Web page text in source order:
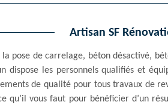
Artisan SF
pose de carrelage, béton désactivé,
dispose les personnels qualifiés et
de qualité pour tous travaux de
qu’il vous faut pour bénéficier d’un